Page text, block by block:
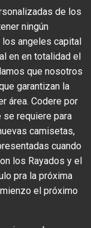
de los
ningún
angeles capital
en en totalidad el
que nosotros
garantizan la
área. Codere por
requiere para
camisetas,
cuando
los Rayados y el
pra la próxima
el próximo